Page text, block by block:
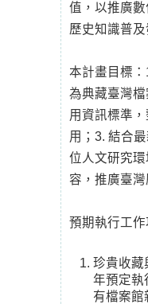
值，以推廣
歷史知識普及
本計畫目標
為典藏臺灣
用資訊標準
用；3. 結合
位人文研究
容，推廣臺灣
預期執行工作
珍貴收藏
年預定執
有檔案館